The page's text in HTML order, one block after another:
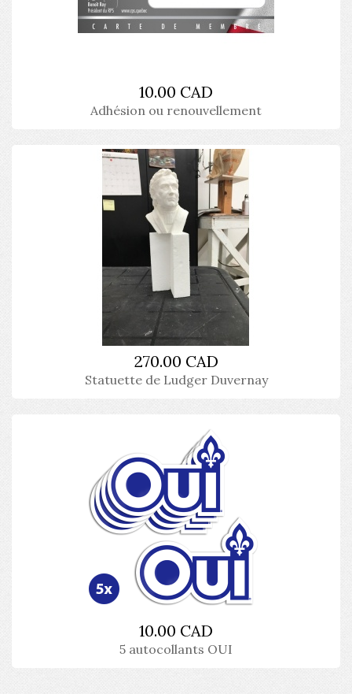
10.00 CAD
Adhésion ou renouvellement
270.00 CAD
Statuette de Ludger Duvernay
10.00 CAD
5 autocollants OUI